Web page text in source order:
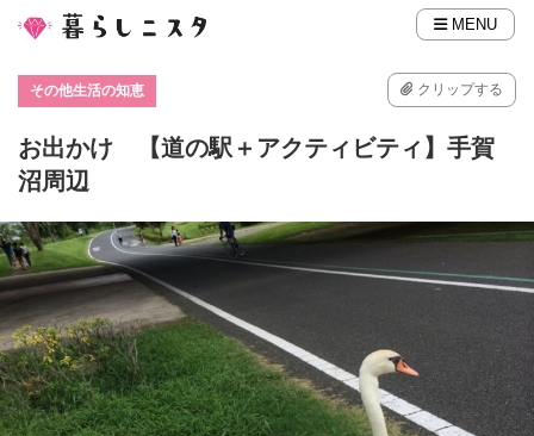
MENU
その他生活の知恵 クリップする
お出かけ 【道の駅＋アクティビティ】手賀
沼周辺